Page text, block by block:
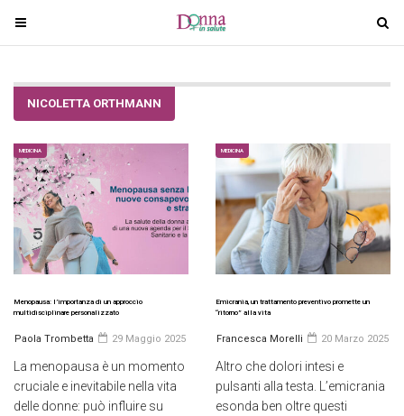
T
o
g
n
a
v
i
g
a
i
n
T
o
g
i
g
a
n
NICOLETTA ORTHMANN
MEDICINA
Menopausa: l’importanza di un approccio
multidisciplinare personalizzato
Paola Trombetta 29 Maggio 2025
La menopausa è un momento
cruciale e inevitabile nella vita
delle donne: può influire su
MEDICINA
Emicrania, un trattamento preventivo promette un
“ritorno” alla vita
Francesca Morelli 20 Marzo 2025
Altro che dolori intesi e
pulsanti alla testa. L’emicrania
esonda ben oltre questi